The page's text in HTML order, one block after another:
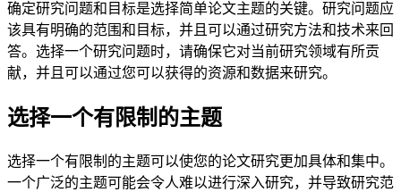
确定研究问题和目标是选择简单论文主题的关键。研究问题应
该具有明确的范围和目标，并且可以通过研究方法和技术来回
答。选择一个研究问题时，请确保它对当前研究领域有所贡
献，并且可以通过您可以获得的资源和数据来研究。
选择一个有限制的主题
选择一个有限制的主题可以使您的论文研究更加具体和集中。
一个广泛的主题可能会令人难以进行深入研究，并导致研究范